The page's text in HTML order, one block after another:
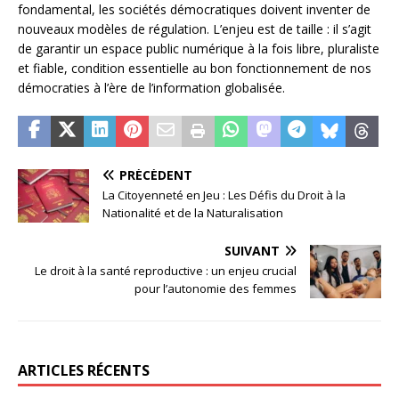
fondamental, les sociétés démocratiques doivent inventer de
nouveaux modèles de régulation. L’enjeu est de taille : il s’agit
de garantir un espace public numérique à la fois libre, pluraliste
et fiable, condition essentielle au bon fonctionnement de nos
démocraties à l’ère de l’information globalisée.
PRÉCÉDENT
La Citoyenneté en Jeu : Les Défis du Droit à la
Nationalité et de la Naturalisation
SUIVANT
Le droit à la santé reproductive : un enjeu crucial
pour l’autonomie des femmes
ARTICLES RÉCENTS